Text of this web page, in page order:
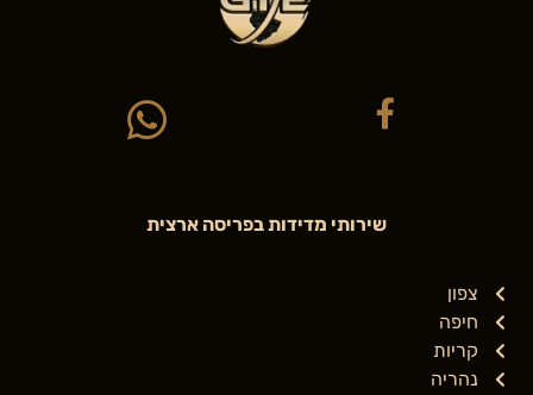
שירותי מדידות בפריסה ארצית
צפון
חיפה
קריות
נהריה